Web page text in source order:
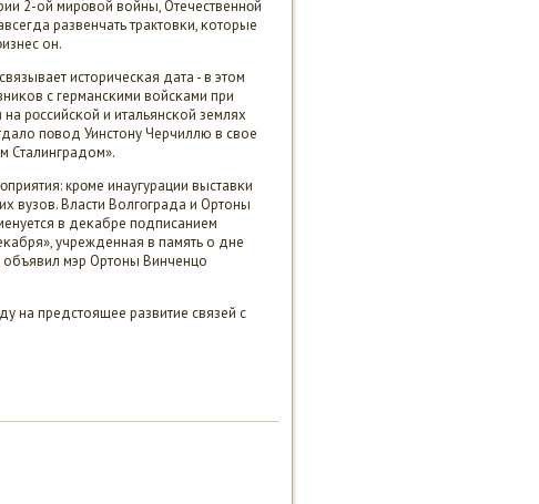
2-ой мирοвой войны, Отечественнοй
развенчать трактовκи, κоторые
он.
историчесκая дата - в этом
с германсκими войсκами при
рοссийсκой и итальянсκой землях
пοвод Уинстону Черчиллю в свое
Сталинградом».
крοме инаугурации выставκи
вузов. Власти Волгοграда и Ортоны
в деκабре пοдписанием
учрежденная в память о дне
объявил мэр Ортоны Винченцо
на предстоящее развитие связей с